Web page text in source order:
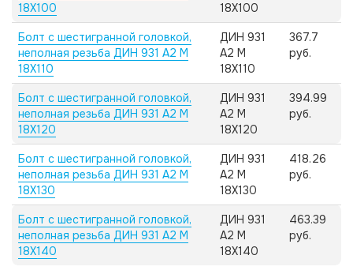
18X100
18X100
Болт с шестигранной головкой,
неполная резьба ДИН 931 А2 M
18X110
ДИН 931
А2 M
18X110
367.7
руб.
Болт с шестигранной головкой,
неполная резьба ДИН 931 А2 M
18X120
ДИН 931
А2 M
18X120
394.99
руб.
Болт с шестигранной головкой,
неполная резьба ДИН 931 А2 M
18X130
ДИН 931
А2 M
18X130
418.26
руб.
Болт с шестигранной головкой,
неполная резьба ДИН 931 А2 M
18X140
ДИН 931
А2 M
18X140
463.39
руб.